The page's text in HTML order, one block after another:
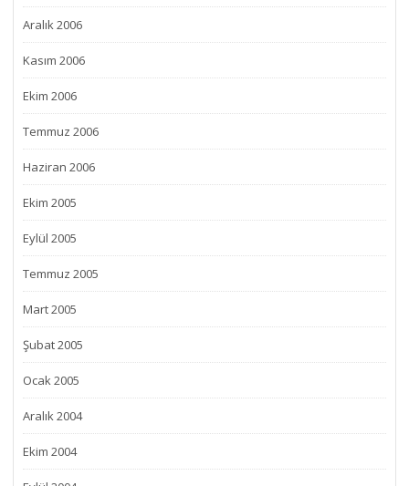
Aralık 2006
Kasım 2006
Ekim 2006
Temmuz 2006
Haziran 2006
Ekim 2005
Eylül 2005
Temmuz 2005
Mart 2005
Şubat 2005
Ocak 2005
Aralık 2004
Ekim 2004